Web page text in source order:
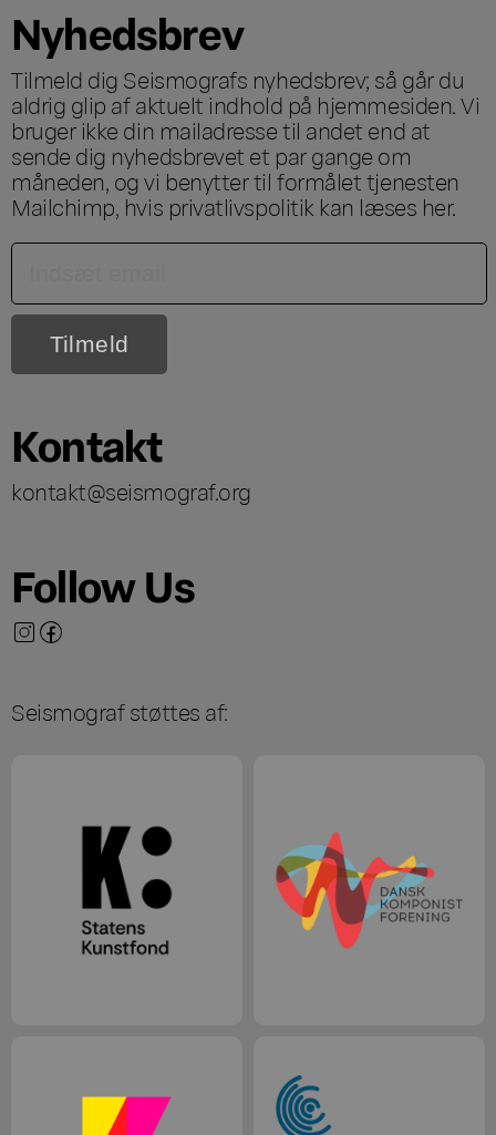
Nyhedsbrev
Tilmeld dig Seismografs nyhedsbrev; så går du
aldrig glip af aktuelt indhold på hjemmesiden. Vi
bruger ikke din mailadresse til andet end at
sende dig nyhedsbrevet et par gange om
måneden, og vi benytter til formålet tjenesten
Mailchimp, hvis privatlivspolitik kan læses her.
Kontakt
kontakt@seismograf.org
Follow Us
Seismograf støttes af: